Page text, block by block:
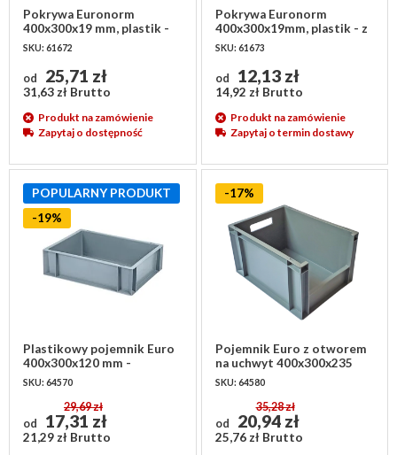
Pokrywa Euronorm
400x300x19 mm, plastik -
bez zawiasów
SKU: 61672
od 25,71 zł
31,63 zł Brutto
Produkt na zamówienie
Zapytaj o dostępność
Pokrywa Euronorm
400x300x19mm, plastik - z
2 zawiasami
SKU: 61673
od 12,13 zł
14,92 zł Brutto
Produkt na zamówienie
Zapytaj o termin dostawy
POPULARNY PRODUKT
-19%
Plastikowy pojemnik Euro
400x300x120 mm -
pojemność 10 litrów
SKU: 64570
od
29,69 zł
17,31 zł
21,29 zł Brutto
-17%
Pojemnik Euro z otworem
na uchwyt 400x300x235
mm - 20 litrów
SKU: 64580
od
35,28 zł
20,94 zł
25,76 zł Brutto